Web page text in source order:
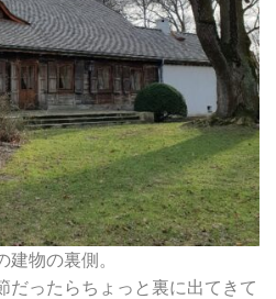
建物の裏側。
だったらちょっと裏に出てきて